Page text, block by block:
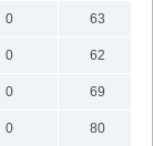
0
63
0
62
0
69
0
80